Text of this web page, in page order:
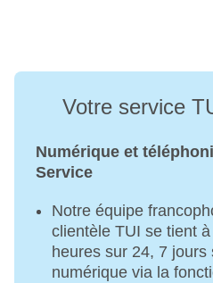
Votre service
Numérique et
Service
Notre équipe
clientèle TUI se tient
heures sur 24, 7 jours
numérique via la